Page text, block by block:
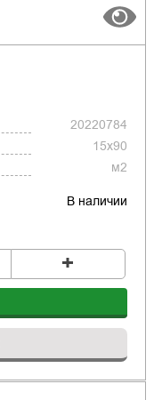
20220784
15x90
м2
В наличии
+